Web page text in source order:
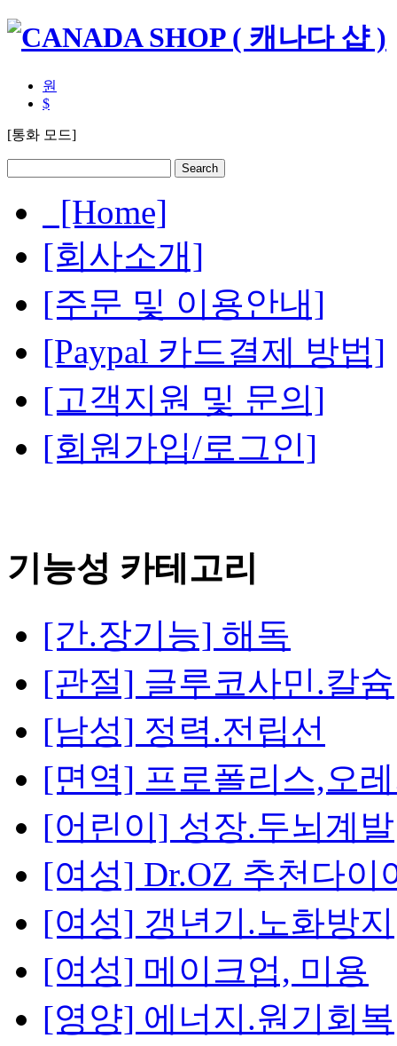
원
$
[통화 모드]
[Home]
[회사소개]
[주문 및 이용안내]
[Paypal 카드결제 방법]
[고객지원 및 문의]
[회원가입/로그인]
기능성 카테고리
[간.장기능] 해독
[관절] 글루코사민.칼슘
[남성] 정력.전립선
[면역] 프로폴리스,오
[어린이] 성장.두뇌계발
[여성] Dr.OZ 추천다이
[여성] 갱년기.노화방지
[여성] 메이크업, 미용
[영양] 에너지.원기회복